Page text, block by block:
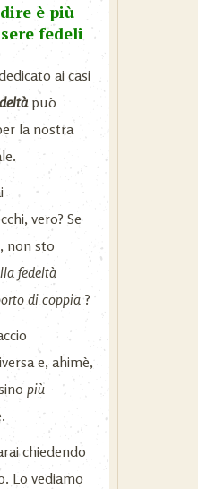
è più
fedeli
ai casi
può
la nostra
vero? Se
non sto
fedeltà
di coppia?
e, ahimè,
più
chiedendo
Lo vediamo